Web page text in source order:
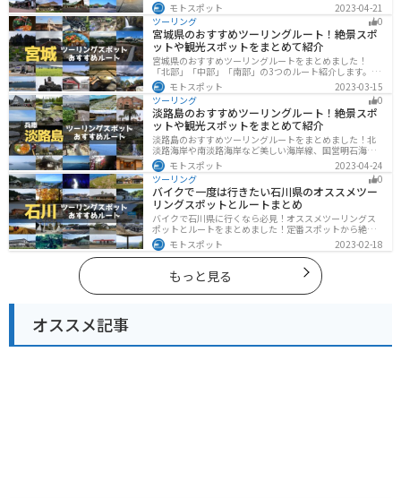
ます。自然に恵まれた風光明媚な景色や歴史文化に触れ
られる観光スポットが多くあります。バイクで青森県に
ツーリングに行く際は参考にしてください。
モトスポット
2023-04-21
ツーリング
0
宮城県のおすすめツーリングルート！絶景スポ
ットや観光スポットをまとめて紹介
宮城県のおすすめツーリングルートをまとめました！
「北部」「中部」「南部」の3つのルート紹介します。キ
ツネ村や広大な山や滝、湖などを歴史や自然を満喫する
ツーリングができます。バイクで宮城県にツーリングに
行く際は参考にしてください。
モトスポット
2023-03-15
ツーリング
0
淡路島のおすすめツーリングルート！絶景スポ
ットや観光スポットをまとめて紹介
淡路島のおすすめツーリングルートをまとめました！北
淡路海岸や南淡路海岸など美しい海岸線、国営明石海峡
公園や淡路夢舞台など、自然とアートが融合した施設も
多数あります。バイクで淡路島にツーリングに行く際は
参考にしてください。
モトスポット
2023-04-24
ツーリング
0
バイクで一度は行きたい石川県のオススメツー
リングスポットとルートまとめ
バイクで石川県に行くなら必見！オススメツーリングス
ポットとルートをまとめました！定番スポットから絶景
スポット、温泉、海、グルメなど様々なジャンルで楽し
めます。バイクで石川ツーリングに行こうと思っている
人は、参考にしてください。
モトスポット 2023-02-18
もっと見る
オススメ記事